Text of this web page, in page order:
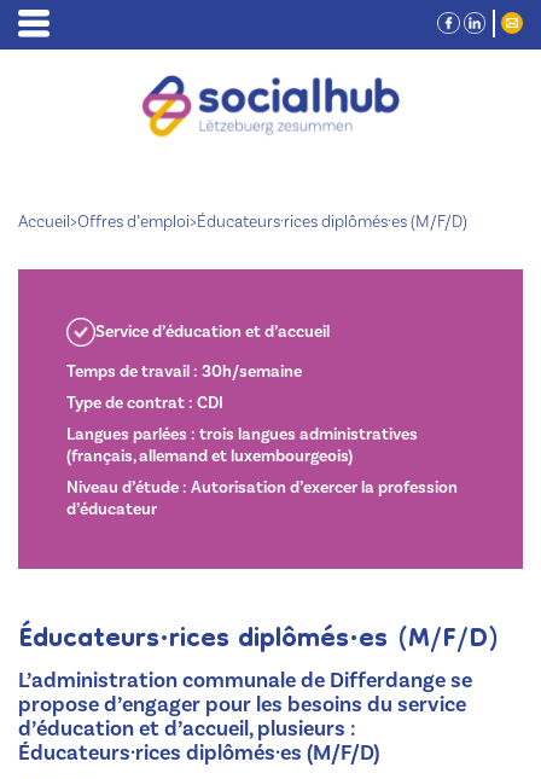
Accueil>Offres d’emploi>Éducateurs·rices diplômés·es (M/F/D)
Service d’éducation et d’accueil
Temps de travail : 30h/semaine
Type de contrat : CDI
Langues parlées : trois langues administratives
(français, allemand et luxembourgeois)
Niveau d’étude : Autorisation d’exercer la profession
d’éducateur
Éducateurs·rices diplômés·es (M/F/D)
L’administration communale de Differdange se
propose d’engager pour les besoins du service
d’éducation et d’accueil, plusieurs :
Éducateurs·rices diplômés·es (M/F/D)